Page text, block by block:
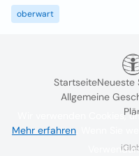
oberwart
StartseiteNeueste
Allgemeine
Wir verwenden Cookies,
Mehr erfahren